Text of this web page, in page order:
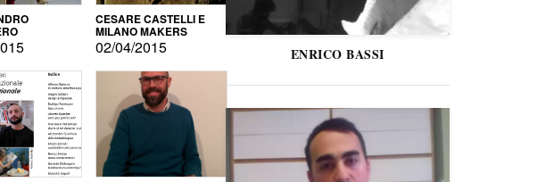
CESARE CASTELLI E
MILANO MAKERS
02/04/2015 ENRICO BASSI